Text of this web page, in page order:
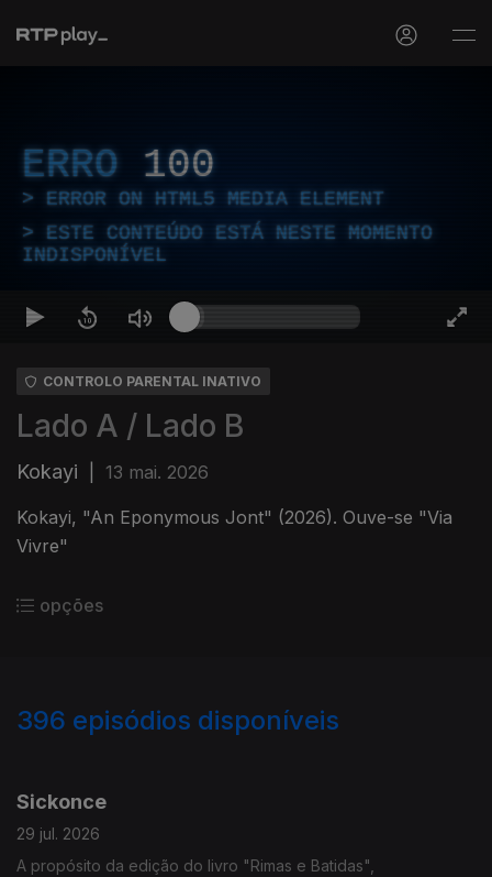
ERRO 100
ERROR ON HTML5 MEDIA ELEMENT
ESTE CONTEÚDO ESTÁ NESTE MOMENTO
INDISPONÍVEL
CONTROLO PARENTAL INATIVO
Lado A / Lado B
Kokayi 13 mai. 2026
Kokayi, "An Eponymous Jont" (2026). Ouve-se "Via
Vivre"
opções
396 episódios disponíveis
Sickonce
29 jul. 2026
A propósito da edição do livro "Rimas e Batidas",